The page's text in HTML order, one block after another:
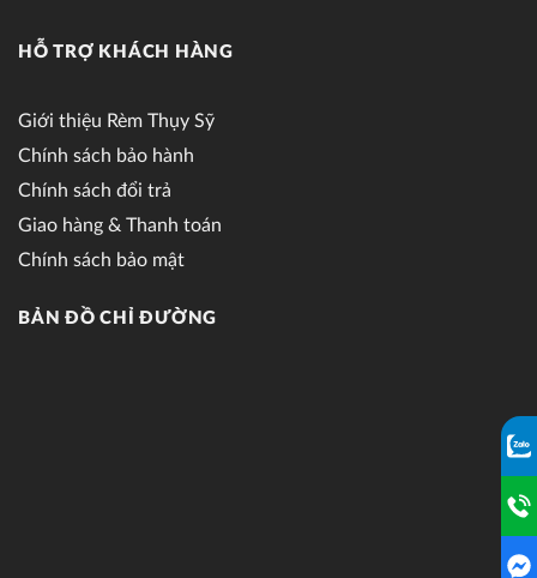
HỖ TRỢ KHÁCH HÀNG
Giới thiệu Rèm Thụy Sỹ
Chính sách bảo hành
Chính sách đổi trả
Giao hàng & Thanh toán
Chính sách bảo mật
BẢN ĐỒ CHỈ ĐƯỜNG